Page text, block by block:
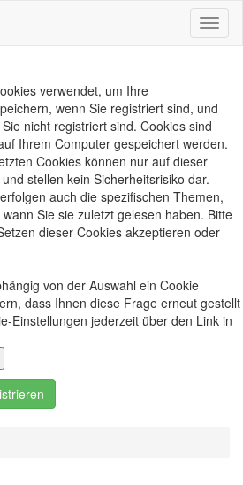
verwendet, um Ihre
wenn Sie registriert sind, und
nicht registriert sind. Cookies sind
Ihrem Computer gespeichert werden.
Cookies können nur auf dieser
stellen kein Sicherheitsrisiko dar.
auch die spezifischen Themen,
Sie sie zuletzt gelesen haben. Bitte
dieser Cookies akzeptieren oder
von der Auswahl ein Cookie
dass Ihnen diese Frage erneut gestellt
Einstellungen jederzeit über den Link in